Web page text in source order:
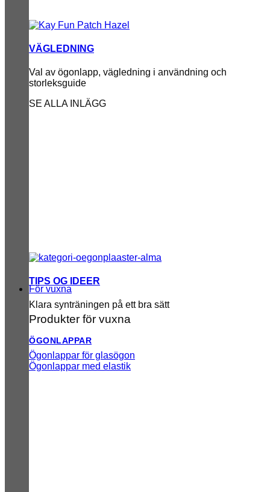
VÄGLEDNING
Val av ögonlapp, vägledning i användning och
storleksguide
SE ALLA INLÄGG
TIPS OG IDEER
Klara synträningen på ett bra sätt
För vuxna
Produkter för vuxna
ÖGONLAPPAR
Ögonlappar för glasögon
Ögonlappar med elastik